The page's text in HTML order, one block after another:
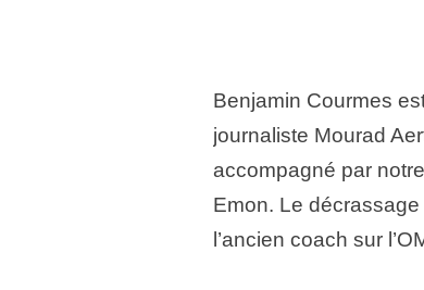
Benjamin Courmes
journaliste Mourad
accompagné par
Emon. Le
l’ancien coach sur